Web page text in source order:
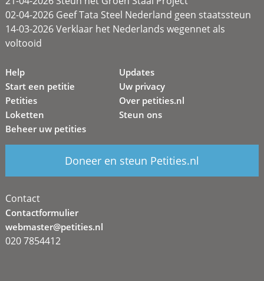
02-04-2026 Geef Tata Steel Nederland geen staatssteun
14-03-2026 Verklaar het Nederlands wegennet als
voltooid
Help
Start een petitie
Petities
Loketten
Beheer uw petities
Updates
Uw privacy
Over petities.nl
Steun ons
Doneer en steun Petities.nl
Contact
Contactformulier
webmaster@petities.nl
020 7854412